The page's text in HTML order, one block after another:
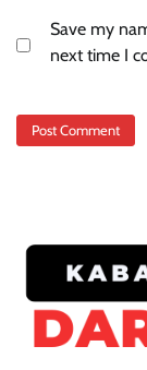
Save my
next time I